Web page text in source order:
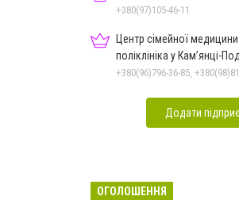
+380(97)105-46-11
Центр сімейної
поліклініка у Кам’янці-
Додати
ОГОЛОШЕННЯ